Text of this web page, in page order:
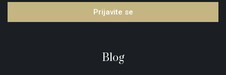
Prijavite se
Blog